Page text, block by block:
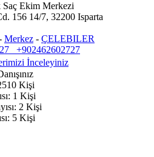
Ekim Merkezi
156 14/7, 32200 Isparta
Merkez - ÇELEBILER
+902462602727
İnceleyiniz
Kişi
1 Kişi
2 Kişi
5 Kişi